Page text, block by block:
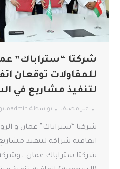
شركتا “ستراباك”
للمقاولات توقعان
لتنفيذ مشاريع في
غير مصنف بواسطة adminمايو 16,
شركتا “ستراباك” عمان و
اتفاقية شراكة لتنفيذ
شركتا ستراباك عمان ،